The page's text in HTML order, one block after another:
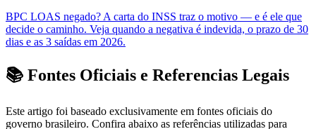
BPC LOAS negado? A carta do INSS traz o motivo — e é ele que
decide o caminho. Veja quando a negativa é indevida, o prazo de 30
dias e as 3 saídas em 2026.
📚 Fontes Oficiais e Referencias Legais
Este artigo foi baseado exclusivamente em fontes oficiais do
governo brasileiro. Confira abaixo as referências utilizadas para